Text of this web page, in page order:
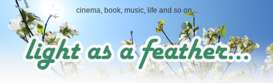
cinema, book, music, life and so on...